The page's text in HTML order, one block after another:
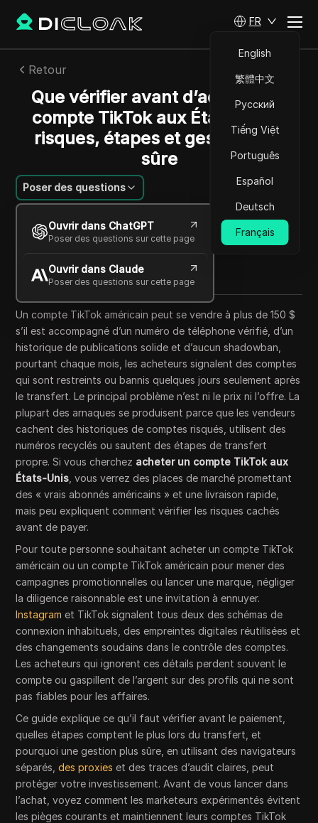
FR
English
繁體中文
Русский
Tiếng Việt
Português
Español
Deutsch
Français
Retour
Que vérifier avant d’acheter un
compte TikTok aux États-Unis :
risques, étapes et gestion plus
sûre
Poser des questions
Ouvrir dans ChatGPT
Poser des questions sur cette page
Ouvrir dans Claude
Poser des questions sur cette page
Jessica Wardell
23 juin 2026 8 min de lecture
Copy Link
Un compte TikTok américain peut se vendre à plus de 150 $
s’il est accompagné d’un numéro de téléphone vérifié, d’un
historique de publications solide et d’aucun shadowban,
pourtant chaque mois, les acheteurs signalent des comptes
qui sont restreints ou bannis quelques jours seulement après
le transfert. Le principal problème n’est ni le prix ni l’offre. La
plupart des arnaques se produisent parce que les vendeurs
cachent des historiques de comptes risqués, utilisent des
numéros recyclés ou sautent des étapes de transfert
propre. Si vous cherchez acheter un compte TikTok aux
États-Unis , vous verrez des places de marché promettant
des « vrais abonnés américains » et une livraison rapide,
mais peu expliquent comment vérifier les risques cachés
avant de payer.
Pour toute personne souhaitant acheter un compte TikTok
américain ou un compte TikTok américain pour mener des
campagnes promotionnelles ou lancer une marque, négliger
la diligence raisonnable est une invitation à ennuyer.
Instagram et TikTok signalent tous deux des schémas de
connexion inhabituels, des empreintes digitales réutilisées et
des changements soudains dans le contrôle des comptes.
Les acheteurs qui ignorent ces détails perdent souvent le
compte ou gaspillent de l’argent sur des profils qui ne sont
pas fiables pour les affaires.
Ce guide explique ce qu’il faut vérifier avant le paiement,
quelles étapes comptent le plus lors du transfert, et
pourquoi une gestion plus sûre, en utilisant des navigateurs
séparés,des proxies et des traces d’audit claires, peut
protéger votre investissement. Avant de vous lancer dans
l’achat, voyez comment les marketeurs expérimentés évitent
les pièges courants et maintiennent leurs comptes TikTok